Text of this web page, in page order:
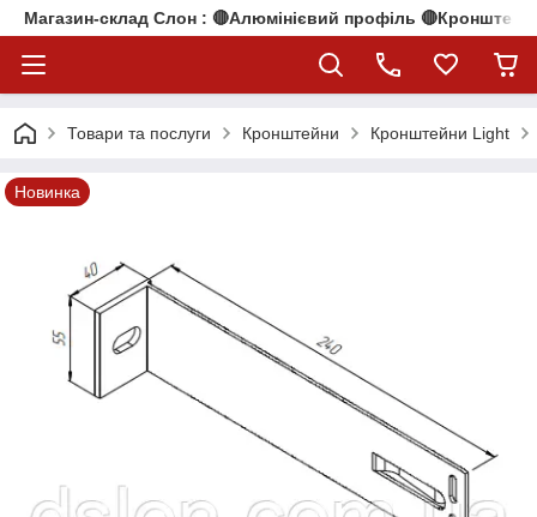
Магазин-склад Слон : 🔴Алюмінієвий профіль
Товари та послуги Кронштейни Кронштейни Light
Новинка